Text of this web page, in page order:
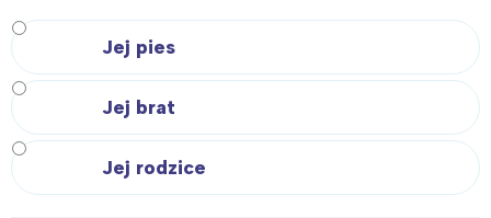
Jej pies
Jej brat
Jej rodzice